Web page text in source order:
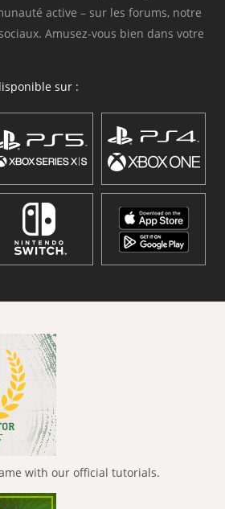
active – sur les forums, notre
Amusez-vous bien dans votre
sur :
with our official tutorials.